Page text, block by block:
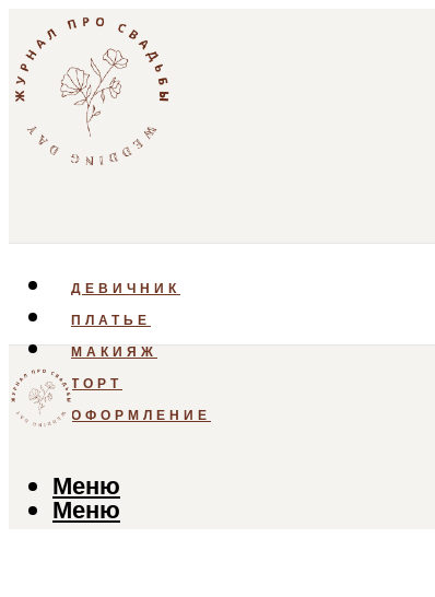
ДЕВИЧНИК
ПЛАТЬЕ
МАКИЯЖ
ТОРТ
ОФОРМЛЕНИЕ
Меню
Меню